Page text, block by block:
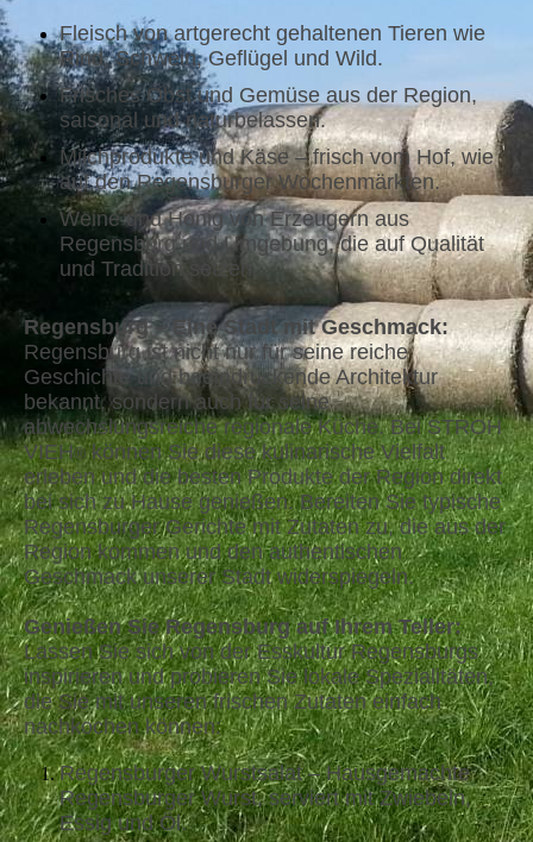
Fleisch von artgerecht gehaltenen Tieren wie
Rind, Schwein, Geflügel und Wild.
Frisches Obst und Gemüse aus der Region,
saisonal und naturbelassen.
Milchprodukte und Käse – frisch vom Hof, wie
auf den Regensburger Wochenmärkten.
Weine und Honig von Erzeugern aus
Regensburg und Umgebung, die auf Qualität
und Tradition setzen.
Regensburg – Eine Stadt mit Geschmack:
Regensburg ist nicht nur für seine reiche
Geschichte und beeindruckende Architektur
bekannt, sondern auch für seine
abwechslungsreiche regionale Küche. Bei STROH
VIEH®können Sie diese kulinarische Vielfalt
erleben und die besten Produkte der Region direkt
bei sich zu Hause genießen. Bereiten Sie typische
Regensburger Gerichte mit Zutaten zu, die aus der
Region kommen und den authentischen
Geschmack unserer Stadt widerspiegeln.
Genießen Sie Regensburg auf Ihrem Teller:
Lassen Sie sich von der Esskultur Regensburgs
inspirieren und probieren Sie lokale Spezialitäten,
die Sie mit unseren frischen Zutaten einfach
nachkochen können:
Regensburger Wurstsalat – Hausgemachte
Regensburger Wurst, serviert mit Zwiebeln,
Essig und Öl.